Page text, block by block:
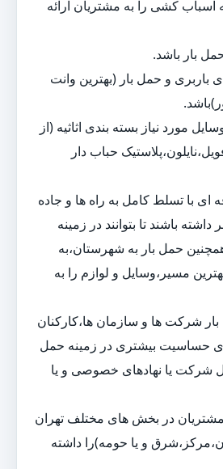
اسباب کشی را به مشتریان ارائه
بار باشد.
باربری و حمل بار (بهترین وانت
مورد نیاز بسته بندی اثاثیه (از
حباب دار
ای با تسلط کامل به راه ها و جاده
باشند تا بتوانند در زمینه
حمل بار به شهرستان،به
مسیر،وسایل و لوازم را به
شرکت ها و سازمان ها،کارکنان
حساسیت بیشتری در زمینه حمل
شرکت یا نهادهای خصوصی و یا
مشتریان در بخش های مختلف تهران
و یا حومه)را داشته